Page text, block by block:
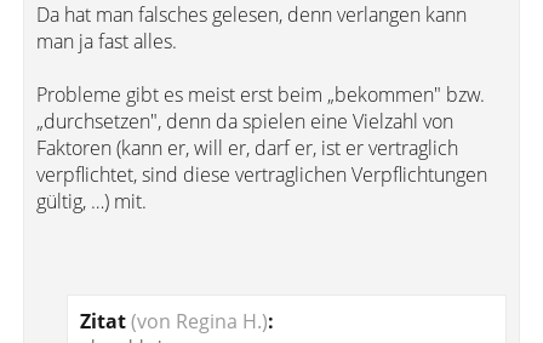
Da hat man falsches gelesen, denn verlangen kann
man ja fast alles.
Probleme gibt es meist erst beim „bekommen" bzw.
„durchsetzen", denn da spielen eine Vielzahl von
Faktoren (kann er, will er, darf er, ist er vertraglich
verpflichtet, sind diese vertraglichen Verpflichtungen
gültig, …) mit.
Zitat(von Regina H.):